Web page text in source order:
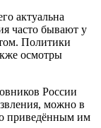
актуальна
часто бывают у
Политики
осмотры
России
можно в
приведённым им